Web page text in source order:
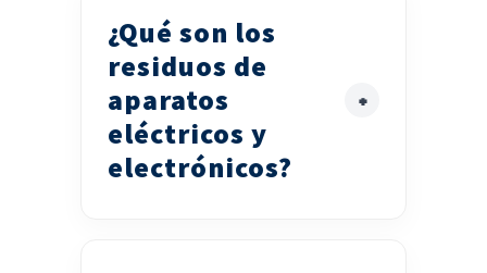
¿Qué son los
residuos de
aparatos
eléctricos y
electrónicos?